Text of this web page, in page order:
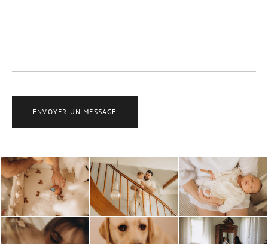
ENVOYER UN MESSAGE